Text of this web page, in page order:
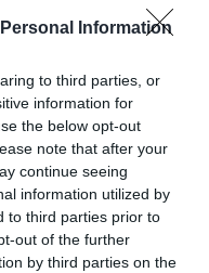
Information
to third parties, or
information for
the below opt-out
note that after your
continue seeing
information utilized by
to third parties prior to
out of the further
by third parties on the
ereje a jelenetekben
rejlik. Képzelje el